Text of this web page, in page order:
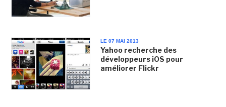
LE 07 MAI 2013
Yahoo recherche des
développeurs iOS pour
améliorer Flickr